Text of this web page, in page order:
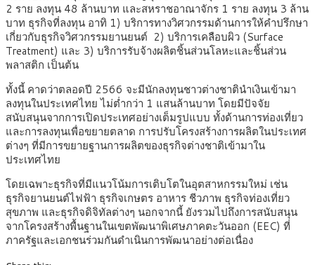
2 ราย ลงทุน 48 ล้านบาท และสหราชอาณาจักร 1 ราย ลงทุน 3 ล้าน
บาท ธุรกิจที่ลงทุน อาทิ 1) บริการทางวิศวกรรมด้านการให้คำปรึกษา
เกี่ยวกับธุรกิจวิศวกรรมยานยนต์ 2) บริการเคลือบผิว (Surface
Treatment) และ 3) บริการรับจ้างผลิตชิ้นส่วนโลหะและชิ้นส่วน
พลาสติก เป็นต้น
ทั้งนี้ คาดว่าตลอดปี 2566 จะมีนักลงทุนชาวต่างชาตินำเงินเข้ามา
ลงทุนในประเทศไทย ไม่ต่ำกว่า 1 แสนล้านบาท โดยมีปัจจัย
สนับสนุนจากการเปิดประเทศอย่างเต็มรูปแบบ ทั้งด้านการท่องเที่ยว
และการลงทุนเพื่อขยายตลาด การปรับโครงสร้างการผลิตในประเทศ
ต่างๆ ที่มีการขยายฐานการผลิตของธุรกิจต่างชาติเข้ามาใน
ประเทศไทย
โดยเฉพาะธุรกิจที่มีแนวโน้มการเติบโตในอุตสาหกรรมใหม่ เช่น
ธุรกิจยานยนต์ไฟฟ้า ธุรกิจเกษตร อาหาร ชีวภาพ ธุรกิจท่องเที่ยว
สุขภาพ และธุรกิจดิจิทัลต่างๆ นอกจากนี้ ยังรวมไปถึงการสนับสนุน
จากโครงสร้างพื้นฐานในเขตพัฒนาพิเศษภาคตะวันออก (EEC) ที่
ภาครัฐและเอกชนร่วมกันดำเนินการพัฒนาอย่างต่อเนื่อง